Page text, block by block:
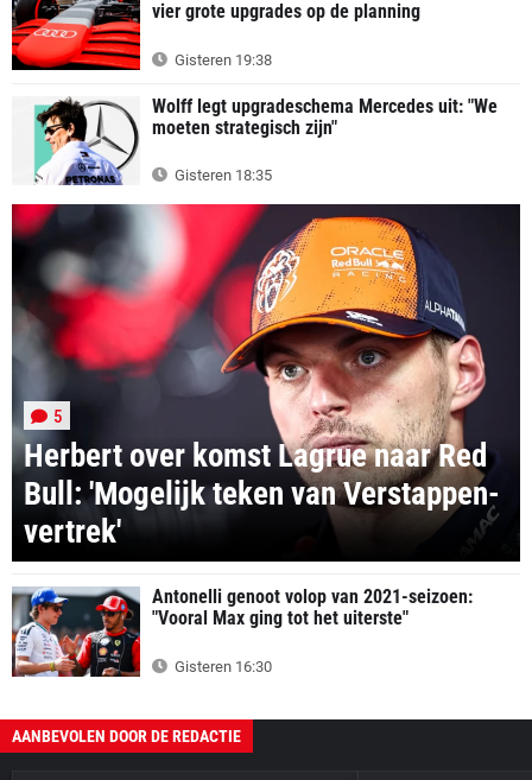
vier grote upgrades op de planning
Gisteren 19:38
Wolff legt upgradeschema Mercedes uit: "We
moeten strategisch zijn"
Gisteren 18:35
Herbert over komst Lagrue naar Red
Bull: 'Mogelijk teken van Verstappen-
vertrek'
5
Antonelli genoot volop van 2021-seizoen:
"Vooral Max ging tot het uiterste"
Gisteren 16:30
AANBEVOLEN DOOR DE REDACTIE